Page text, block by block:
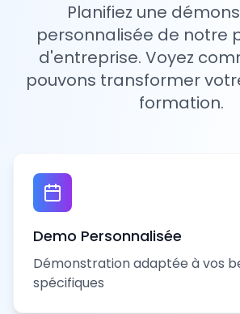
Planifiez une
personnalisée de notre
d'entreprise. Voyez
pouvons transformer
formation.
Demo Personnalisée
Démonstration adaptée à vos
spécifiques